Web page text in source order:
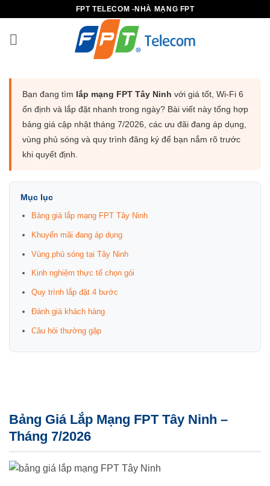
FPT TELECOM -NHÀ MẠNG FPT
Bạn đang tìm lắp mạng FPT Tây Ninh với giá tốt, Wi-Fi 6
ổn định và lắp đặt nhanh trong ngày? Bài viết này tổng hợp
bảng giá cập nhật tháng 7/2026, các ưu đãi đang áp dụng,
vùng phủ sóng và quy trình đăng ký để bạn nắm rõ trước
khi quyết định.
Mục lục
Bảng giá lắp mạng FPT Tây Ninh
Khuyến mãi đang áp dụng
Vùng phủ sóng tại Tây Ninh
Kinh nghiệm thực tế chọn gói
Quy trình lắp đặt 4 bước
Đánh giá khách hàng
Câu hỏi thường gặp
Bảng Giá Lắp Mạng FPT Tây Ninh –
Tháng 7/2026